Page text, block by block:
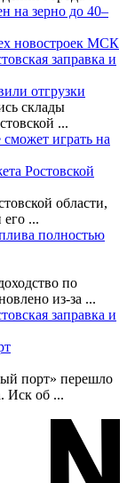
на зерно до 40–
новостроек МСК
заправка и
отгрузки
склады
...
играть на
Ростовской
области,
его ...
полностью
по
из-за ...
заправка и
порт» перешло
Иск об ...